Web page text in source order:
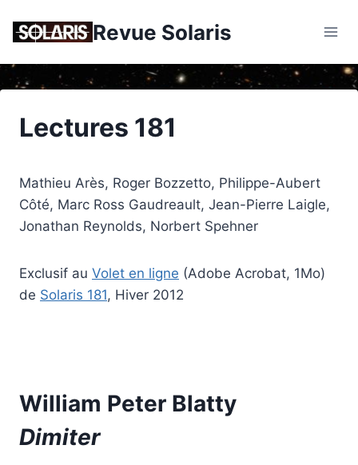
Revue Solaris
Lectures 181
Mathieu Arès, Roger Bozzetto, Philippe-Aubert
Côté, Marc Ross Gaudreault, Jean-Pierre Laigle,
Jonathan Reynolds, Norbert Spehner
Exclusif au Volet en ligne (Adobe Acrobat, 1Mo)
de Solaris 181, Hiver 2012
William Peter Blatty
Dimiter